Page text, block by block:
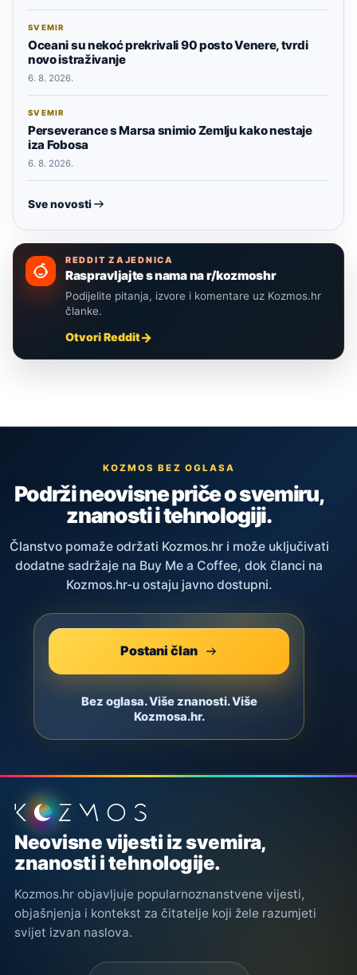
SVEMIR
Oceani su nekoć prekrivali 90 posto Venere, tvrdi
novo istraživanje
6. 8. 2026.
SVEMIR
Perseverance s Marsa snimio Zemlju kako nestaje
iza Fobosa
6. 8. 2026.
Sve novosti
REDDIT ZAJEDNICA
Raspravljajte s nama na r/kozmoshr
Podijelite pitanja, izvore i komentare uz Kozmos.hr
članke.
Otvori Reddit
KOZMOS BEZ OGLASA
Podrži neovisne priče o svemiru,
znanosti i tehnologiji.
Članstvo pomaže održati Kozmos.hr i može uključivati
dodatne sadržaje na Buy Me a Coffee, dok članci na
Kozmos.hr-u ostaju javno dostupni.
Postani član
Bez oglasa. Više znanosti. Više
Kozmosa.hr.
Podnožje stranice
Neovisne vijesti iz svemira,
znanosti i tehnologije.
Kozmos.hr objavljuje popularnoznanstvene vijesti,
objašnjenja i kontekst za čitatelje koji žele razumjeti
svijet izvan naslova.